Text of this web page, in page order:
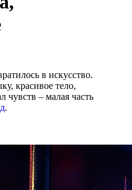
в искусство.
красивое тело,
– малая часть
.